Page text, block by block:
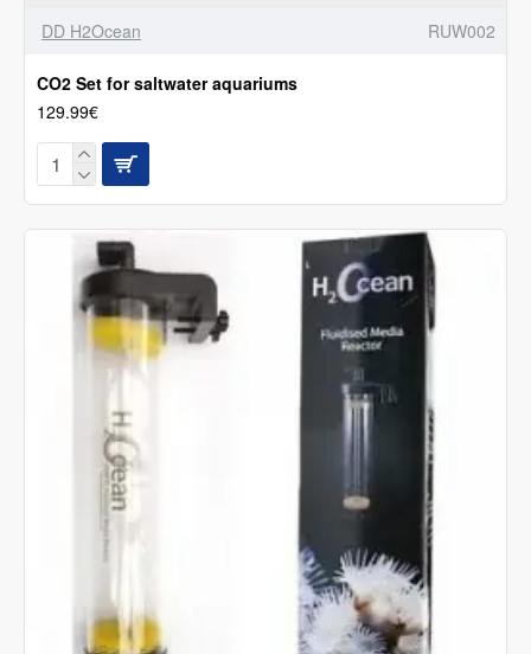
DD H2Ocean RUW002
CO2 Set for saltwater aquariums
129.99€